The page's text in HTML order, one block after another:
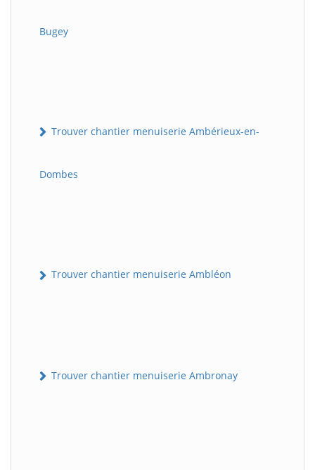
Bugey
Trouver chantier menuiserie Ambérieux-en-
Dombes
Trouver chantier menuiserie Ambléon
Trouver chantier menuiserie Ambronay